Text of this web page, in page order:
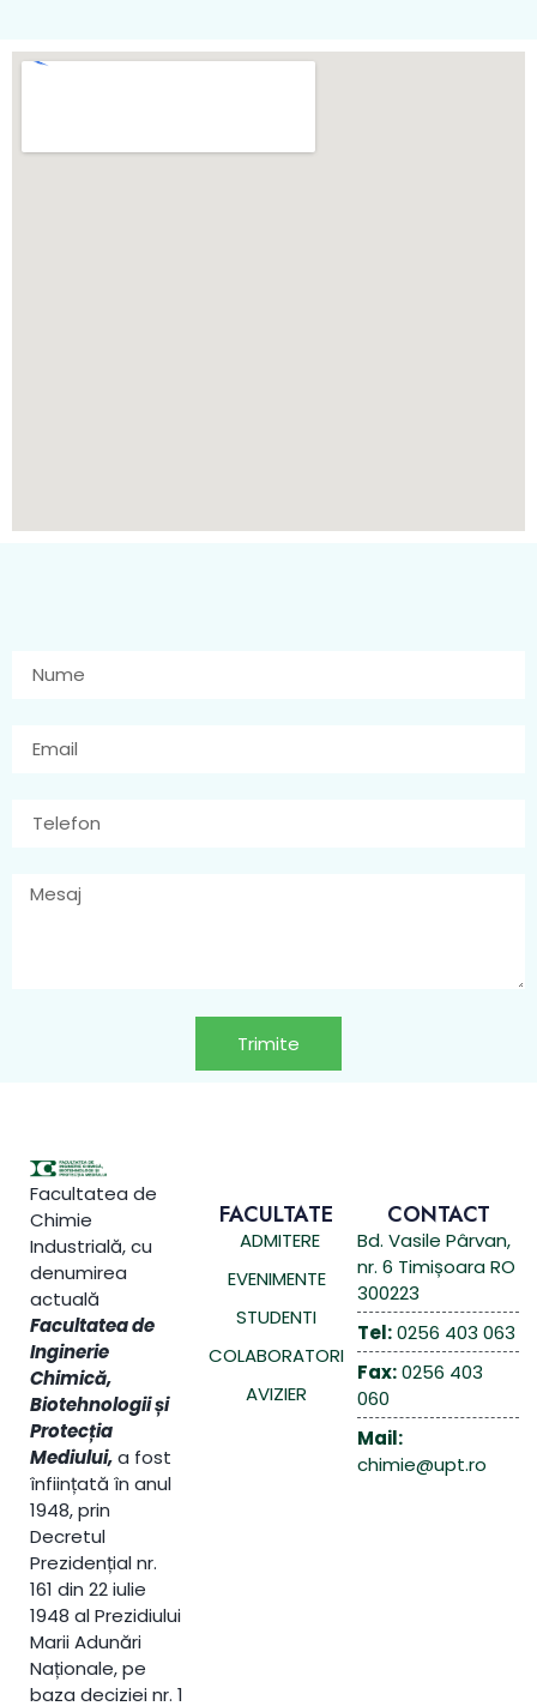
Trimite
Facultatea de
Chimie
Industrială, cu
denumirea
actuală
Facultatea de
Inginerie
Chimică,
Biotehnologii și
Protecția
Mediului,a fost
înființată în anul
1948, prin
Decretul
Prezidențial nr.
161 din 22 iulie
1948 al Prezidiului
Marii Adunări
Naționale, pe
baza deciziei nr. 1
FACULTATE
ADMITERE
EVENIMENTE
STUDENTI
COLABORATORI
AVIZIER
CONTACT
Bd. Vasile Pârvan,
nr. 6 Timișoara RO
300223
Tel:0256 403 063
Fax:0256 403
060
Mail:
chimie@upt.ro